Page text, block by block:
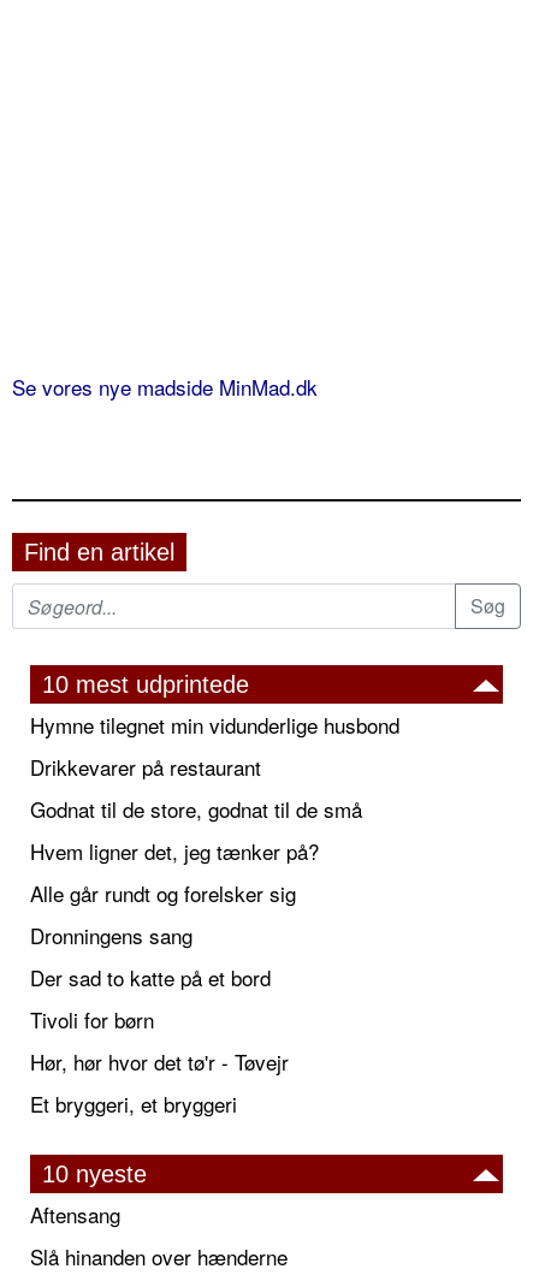
Se vores nye madside MinMad.dk
Find en artikel
10 mest udprintede
Hymne tilegnet min vidunderlige husbond
Drikkevarer på restaurant
Godnat til de store, godnat til de små
Hvem ligner det, jeg tænker på?
Alle går rundt og forelsker sig
Dronningens sang
Der sad to katte på et bord
Tivoli for børn
Hør, hør hvor det tø'r - Tøvejr
Et bryggeri, et bryggeri
10 nyeste
Aftensang
Slå hinanden over hænderne